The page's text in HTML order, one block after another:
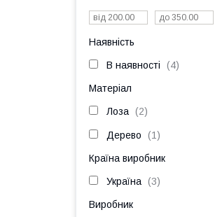
Наявність
В наявності 4
Матеріал
Лоза 2
Дерево 1
Країна виробник
Україна 3
Виробник